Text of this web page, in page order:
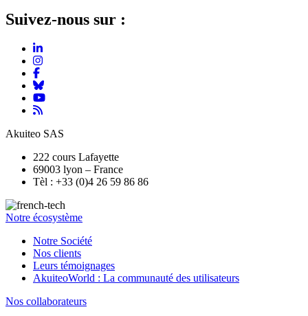
Suivez-nous sur :
Akuiteo SAS
222 cours Lafayette
69003 lyon – France
Tèl : +33 (0)4 26 59 86 86
Notre écosystème
Notre Société
Nos clients
Leurs témoignages
AkuiteoWorld : La communauté des utilisateurs
Nos collaborateurs